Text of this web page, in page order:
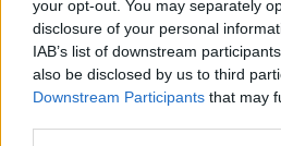
your opt-out. You may separately
disclosure of your personal
IAB’s list of downstream
also be disclosed by us to third
Downstream Participants that may